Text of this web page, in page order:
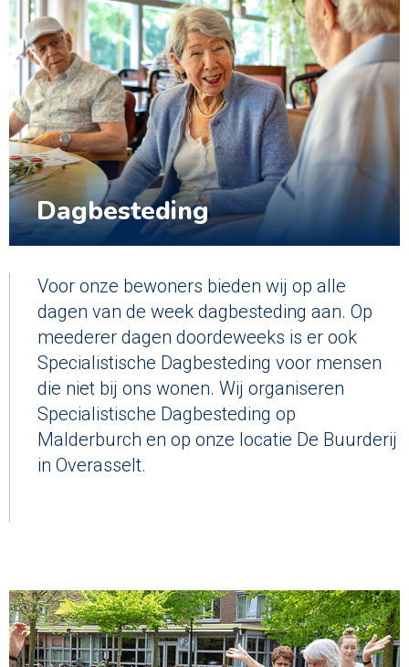
Dagbesteding
Voor onze bewoners bieden wij op alle
dagen van de week dagbesteding aan. Op
meederer dagen doordeweeks is er ook
Specialistische Dagbesteding voor mensen
die niet bij ons wonen. Wij organiseren
Specialistische Dagbesteding op
Malderburch en op onze locatie De Buurderij
in Overasselt.